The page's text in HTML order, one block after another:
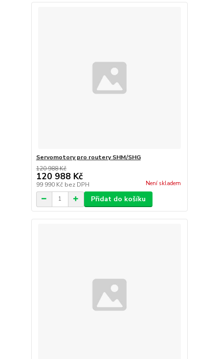
Servomotory pro routery SHM/SHG
120 988 Kč
120 988 Kč
99 990 Kč bez DPH Není skladem
Přidat do košíku